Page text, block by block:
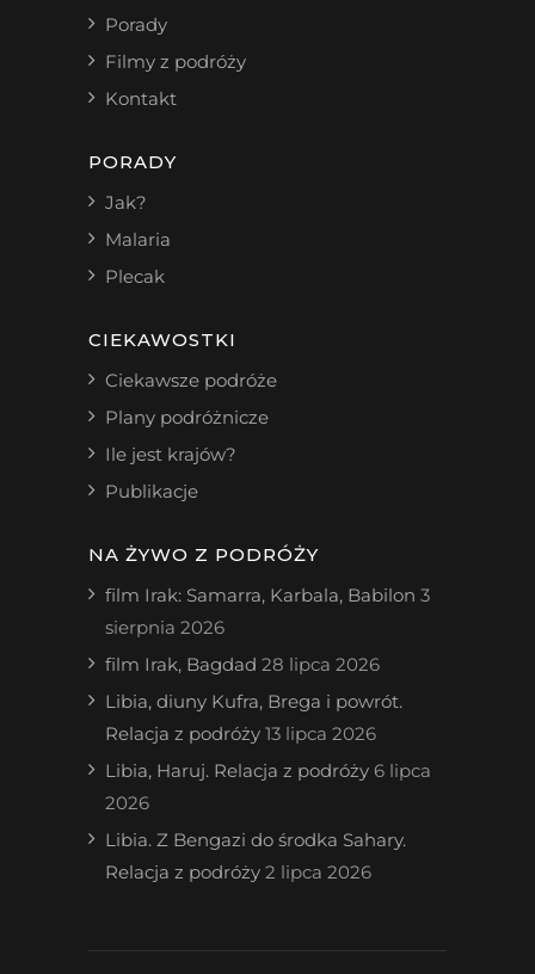
Porady
Filmy z podróży
Kontakt
PORADY
Jak?
Malaria
Plecak
CIEKAWOSTKI
Ciekawsze podróże
Plany podróżnicze
Ile jest krajów?
Publikacje
NA ŻYWO Z PODRÓŻY
film Irak: Samarra, Karbala, Babilon 3
sierpnia 2026
film Irak, Bagdad 28 lipca 2026
Libia, diuny Kufra, Brega i powrót.
Relacja z podróży 13 lipca 2026
Libia, Haruj. Relacja z podróży 6 lipca
2026
Libia. Z Bengazi do środka Sahary.
Relacja z podróży 2 lipca 2026